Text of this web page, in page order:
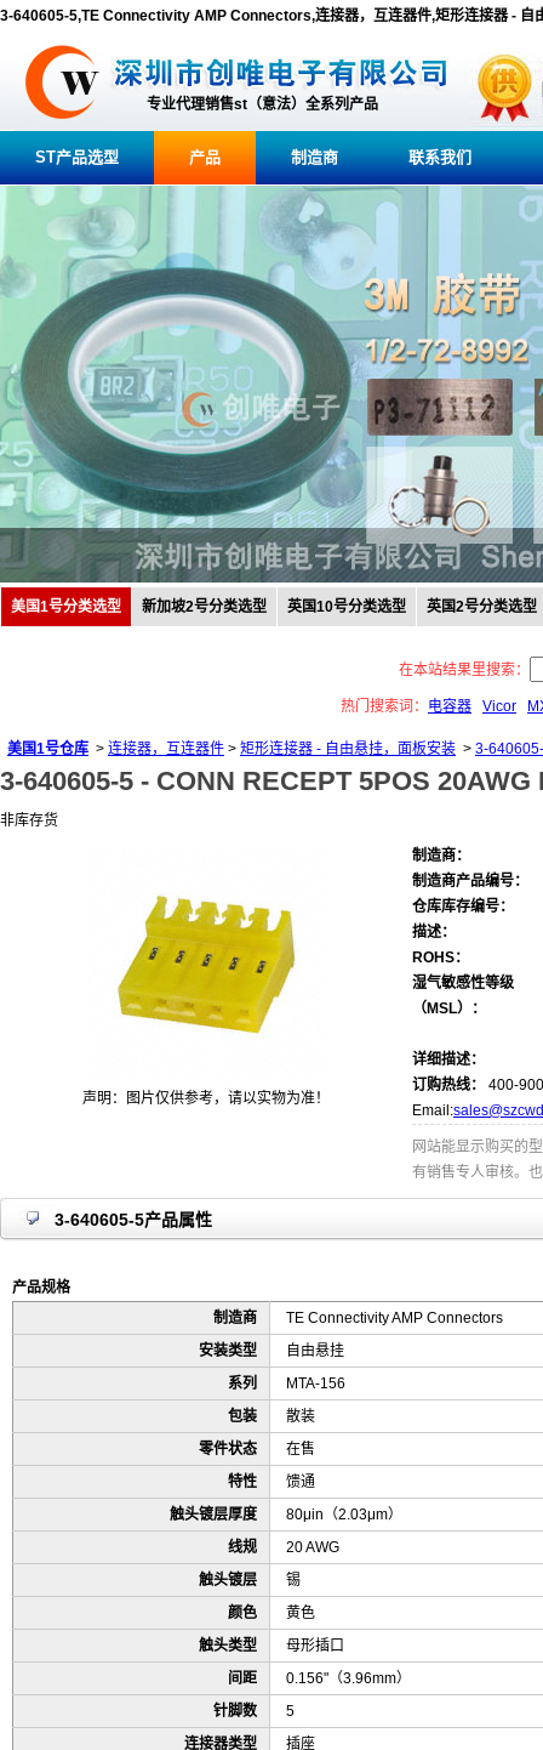
3-640605-5,TE Connectivity AMP Connectors,连接器，互连器件,矩形连接器 - 自
专业代理销售st（意法）全系列产品
ST产品选型 产品 制造商 联系我们
美国1号分类选型 新加坡2号分类选型 英国10号分类选型 英国2号分类选型
在本站结果里搜索：
热门搜索词： 电容器 Vicor
美国1号仓库 > 连接器，互连器件 > 矩形连接器 - 自由悬挂，面板安装 > 3-
3-640605-5 - CONN RECEPT 5POS 20AWG
非库存货
声明：图片仅供参考，请以实物为准！
制造商：
制造商产品编号：
仓库库存编号：
描述：
ROHS：
湿气敏感性等级
（MSL）：
详细描述：
订购热线：
400-
Email:
网站能显示购买的
有销售专人审核。
3-640605-5产品属性
产品规格
制造商
TE Connectivity AMP Connectors
安装类型
自由悬挂
系列
MTA-156
包装
散装
零件状态
在售
特性
馈通
触头镀层厚度
80μin（2.03μm）
线规
20 AWG
触头镀层
锡
颜色
黄色
触头类型
母形插口
间距
0.156"（3.96mm）
针脚数
5
连接器类型
插座